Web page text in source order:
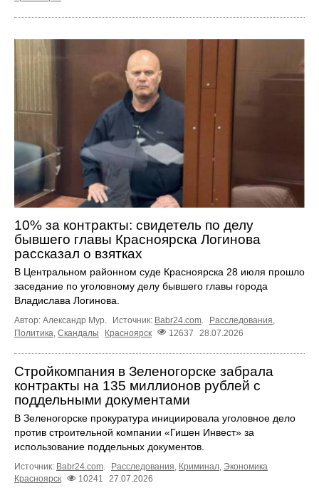
10% за контракты: свидетель по делу
бывшего главы Красноярска Логинова
рассказал о взятках
В Центральном районном суде Красноярска 28 июля прошло
заседание по уголовному делу бывшего главы города
Владислава Логинова.
Автор: Александр Мур. Источник: Babr24.com. Расследования,
Политика Скандалы Красноярск 12637 28.07.2026
Стройкомпания в Зеленогорске забрала
контракты на 135 миллионов рублей с
поддельными документами
В Зеленогорске прокуратура инициировала уголовное дело
против строительной компании «Гишен Инвест» за
использование поддельных документов.
Источник: Babr24.com Расследования Криминал Экономика
Красноярск
10241 27.07.2026